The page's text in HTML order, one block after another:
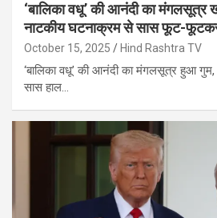
‘बालिका वधू’ की आनंदी का मंगलसूत्र
नाटकीय घटनाक्रम से सास फूट-फूटकर
October 15, 2025 Hind Rashtra TV
‘बालिका वधू’ की आनंदी का मंगलसूत्र हुआ गुम,
सास हाल…